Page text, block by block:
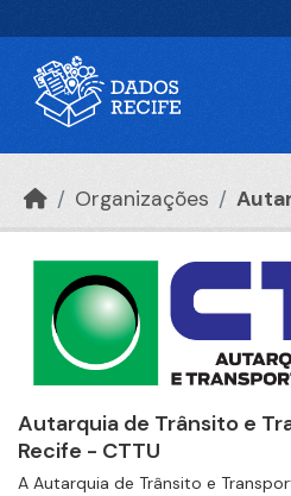
Organizações
Autarquia de Trânsito e
Recife - CTTU
A Autarquia de Trânsito e